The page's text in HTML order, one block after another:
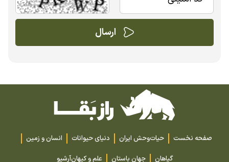
صفحه نخست حیات‌وحش ایران دنیای حیوانات
انسان و زمین
گیاهان
جهان باستان علم و کیهانآرشیو